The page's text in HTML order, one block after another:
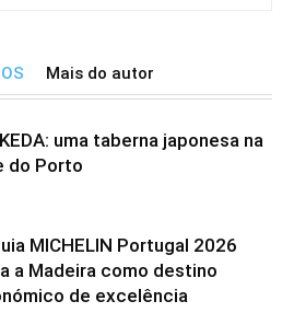
Mais do autor
uma taberna japonesa na
do Porto
MICHELIN Portugal 2026
a Madeira como destino
de excelência